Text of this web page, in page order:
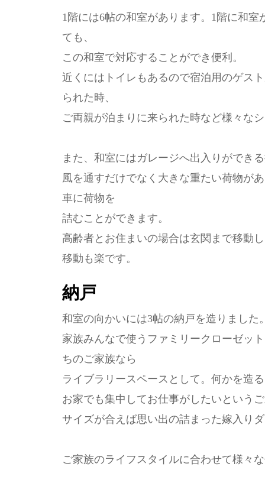
1階には6帖の和室があります。1階に和
ても、
この和室で対応することができ便利。
近くにはトイレもあるので宿泊用のゲス
られた時、
ご両親が泊まりに来られた時など様々な
また、和室にはガレージへ出入りができ
風を通すだけでなく大きな重たい荷物が
車に荷物を
詰むことができます。
高齢者とお住まいの場合は玄関まで移動
移動も楽です。
納戸
和室の向かいには3帖の納戸を造りました
家族みんなで使うファミリークローゼッ
ちのご家族なら
ライブラリースペースとして。何かを造
お家でも集中してお仕事がしたいという
サイズが合えば思い出の詰まった嫁入り
ご家族のライフスタイルに合わせて様々